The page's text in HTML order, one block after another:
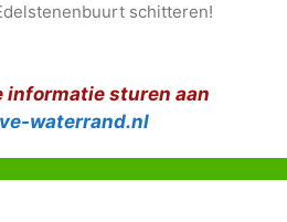
schitteren!
informatie sturen aan
waterrand.nl